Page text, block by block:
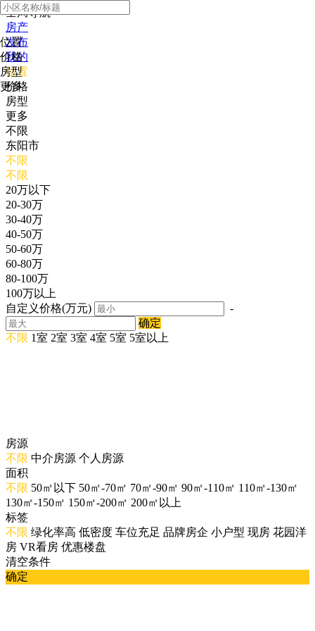
全局导航
房产
发布
我的
位置
价格
房型
更多
位置
价格
房型
更多
不限
东阳市
不限
不限
20万以下
20-30万
30-40万
40-50万
50-60万
60-80万
80-100万
100万以上
自定义价格(万元)
-
确定
不限 1室 2室 3室 4室 5室 5室以上
房源
不限 中介房源 个人房源
面积
不限 50㎡以下 50㎡-70㎡ 70㎡-90㎡ 90㎡-110㎡ 110㎡-130㎡
130㎡-150㎡ 150㎡-200㎡ 200㎡以上
标签
不限 绿化率高 低密度 车位充足 品牌房企 小户型 现房 花园洋
房 VR看房 优惠楼盘
清空条件
确定